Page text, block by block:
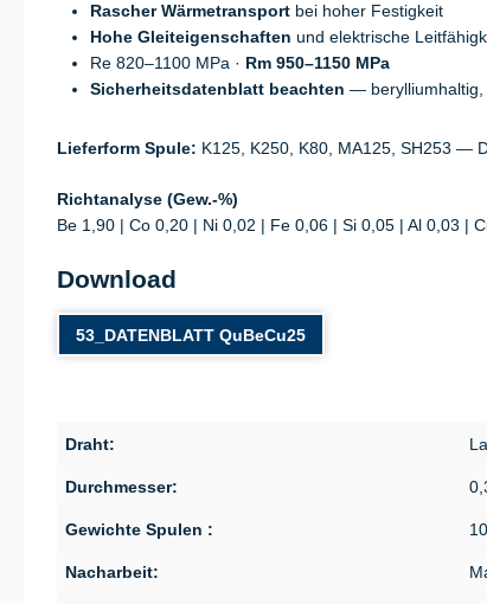
Rascher Wärmetransport bei hoher Festigkeit
Hohe Gleiteigenschaften und elektrische
Re 820–1100 MPa · Rm 950–1150 MPa
Sicherheitsdatenblatt beachten — beryllium­haltig,
Lieferform Spule: K125, K250, K80, MA125, SH253 —
Richtanalyse (Gew.-%)
Be 1,90 | Co 0,20 | Ni 0,02 | Fe 0,06 | Si 0,05 | Al 0,03 |
Download
53_DATENBLATT QuBeCu25
Draht:
Durchmesser:
Gewichte Spulen :
Nacharbeit: